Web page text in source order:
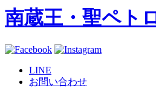
南蔵王・聖ペト
LINE
お問い合わせ